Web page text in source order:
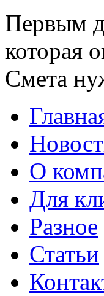
Первым
которая
Смета
О
Для
Разное
Статьи